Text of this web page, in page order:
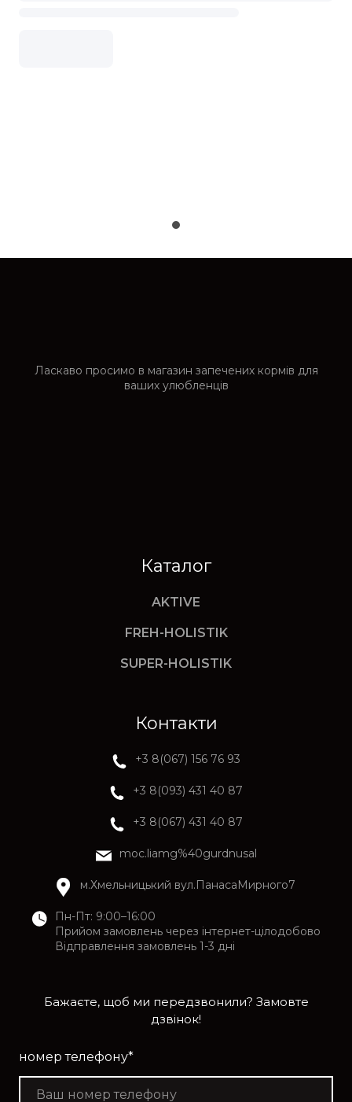
Ласкаво просимо в магазин запечених кормів для
ваших улюбленців
Каталог
AKTIVE
FREH-HOLISTIK
SUPER-HOLISTIK
Контакти
+3 8(067) 156 76 93
+3 8(093) 431 40 87
+3 8(067) 431 40 87
moc.liamg%40gurdnusal
м.Хмельницький вул.ПанасаМирного7
Пн-Пт: 9:00–16:00
Прийом замовлень через інтернет-цілодобово
Відправлення замовлень 1-3 дні
Бажаєте, щоб ми передзвонили? Замовте
дзвінок!
номер телефону*